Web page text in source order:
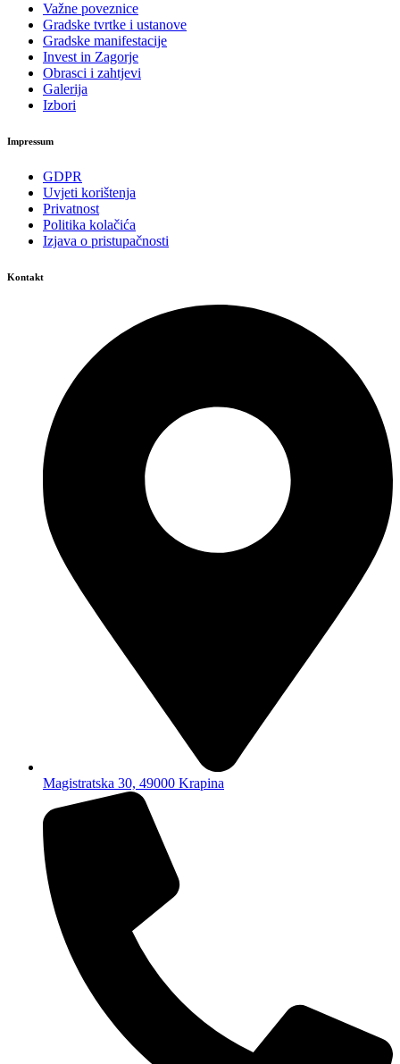
Važne poveznice
Gradske tvrtke i ustanove
Gradske manifestacije
Invest in Zagorje
Obrasci i zahtjevi
Galerija
Izbori
Impressum
GDPR
Uvjeti korištenja
Privatnost
Politika kolačića
Izjava o pristupačnosti
Kontakt
Magistratska 30, 49000 Krapina